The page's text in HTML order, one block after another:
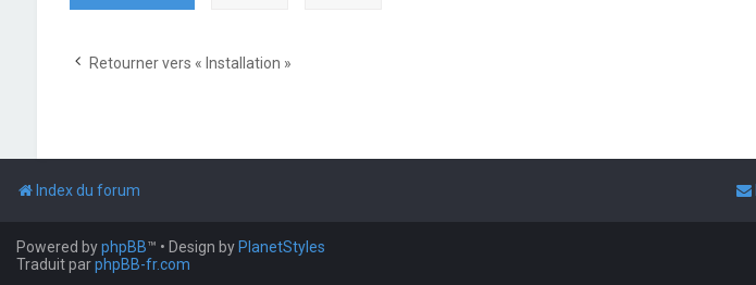
Retourner vers « Installation »
Index du forum
Powered byphpBB™ • Design by PlanetStyles
Traduit parphpBB-fr.com